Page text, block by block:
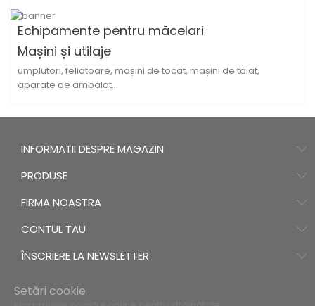
Echipamente pentru măcelari
Mașini și utilaje
umplutori, feliatoare, mașini de tocat, mașini de tăiat,
aparate de ambalat...
INFORMATII DESPRE MAGAZIN
PRODUSE
FIRMA NOASTRA
CONTUL TAU
ÎNSCRIERE LA NEWSLETTER
Setări cookie